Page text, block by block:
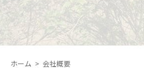
ホーム 会社概要